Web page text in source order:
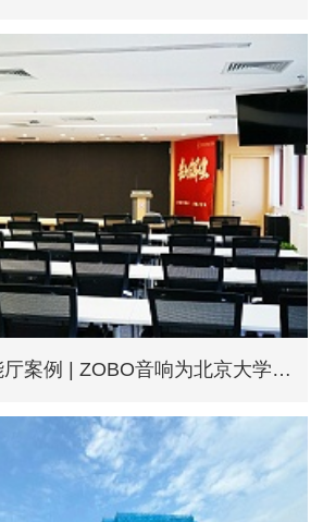
ZOBO卓邦多功能厅案例 | ZOBO音响为北京大学燕园校区提供空间视听解决方案及服务